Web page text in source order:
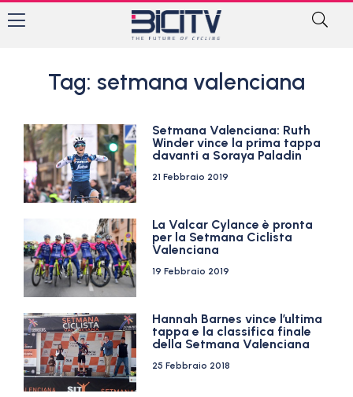
Tag: setmana valenciana
Setmana Valenciana: Ruth
Winder vince la prima tappa
davanti a Soraya Paladin
21 Febbraio 2019
La Valcar Cylance è pronta
per la Setmana Ciclista
Valenciana
19 Febbraio 2019
Hannah Barnes vince l’ultima
tappa e la classifica finale
della Setmana Valenciana
25 Febbraio 2018